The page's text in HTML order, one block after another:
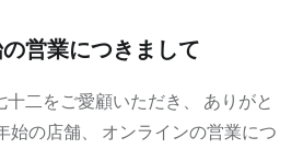
営業につきまして
二をご愛顧いただき、 ありがと
始の店舗、 オンラインの営業につ